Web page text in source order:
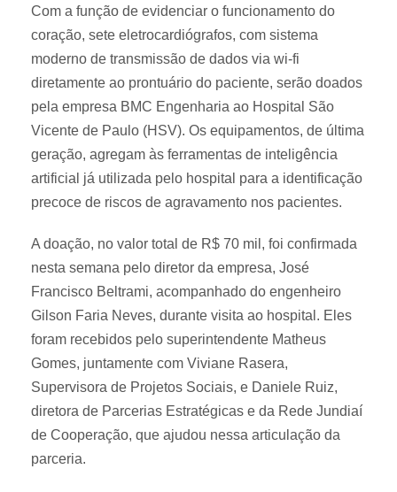
Com a função de evidenciar o funcionamento do
coração, sete eletrocardiógrafos, com sistema
moderno de transmissão de dados via wi-fi
diretamente ao prontuário do paciente, serão doados
pela empresa BMC Engenharia ao Hospital São
Vicente de Paulo (HSV). Os equipamentos, de última
geração, agregam às ferramentas de inteligência
artificial já utilizada pelo hospital para a identificação
precoce de riscos de agravamento nos pacientes.
A doação, no valor total de R$ 70 mil, foi confirmada
nesta semana pelo diretor da empresa, José
Francisco Beltrami, acompanhado do engenheiro
Gilson Faria Neves, durante visita ao hospital. Eles
foram recebidos pelo superintendente Matheus
Gomes, juntamente com Viviane Rasera,
Supervisora de Projetos Sociais, e Daniele Ruiz,
diretora de Parcerias Estratégicas e da Rede Jundiaí
de Cooperação, que ajudou nessa articulação da
parceria.